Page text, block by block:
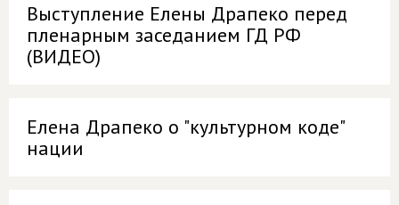
Выступление Елены Драпеко перед
пленарным заседанием ГД РФ
(ВИДЕО)
Елена Драпеко о "культурном коде"
нации